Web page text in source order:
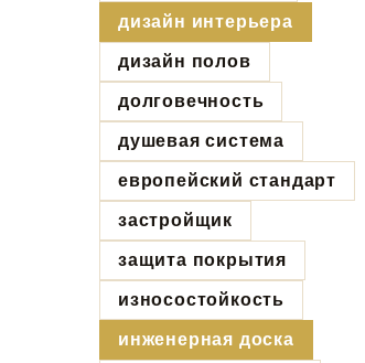
дизайн интерьера
дизайн полов
долговечность
душевая система
европейский стандарт
застройщик
защита покрытия
износостойкость
инженерная доска